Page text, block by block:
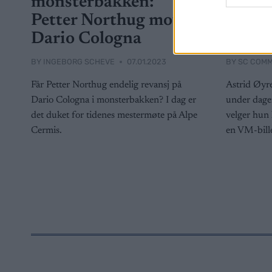
Petter Northug mot
Dario Cologna
BY INGEBORG SCHEVE 07.01.2023
Får Petter Northug endelig revansj på
Dario Cologna i monsterbakken? I dag er
det duket for tidenes mestermøte på Alpe
Cermis.
BY SC
Astrid
under
velger hun
en VM-